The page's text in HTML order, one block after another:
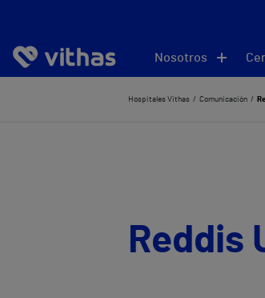
Nosotros
Hospitales Vithas Comunicación
Reddis